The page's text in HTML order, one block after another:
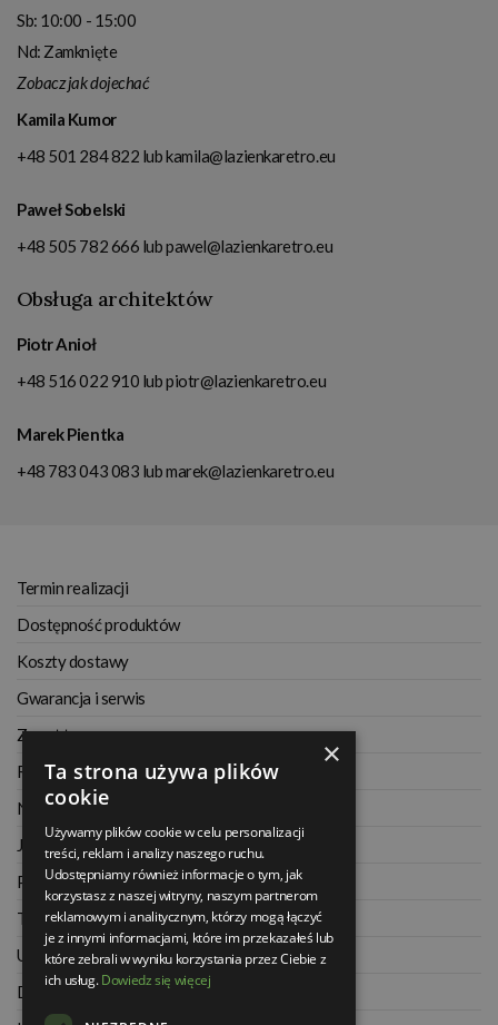
Sb: 10:00 - 15:00
Nd: Zamknięte
Zobacz jak dojechać
Kamila Kumor
+48 501 284 822 lubkamila@lazienkaretro.eu
Paweł Sobelski
+48 505 782 666 lubpawel@lazienkaretro.eu
Obsługa architektów
Piotr Anioł
+48 516 022 910 lubpiotr@lazienkaretro.eu
Marek Pientka
+48 783 043 083 lubmarek@lazienkaretro.eu
Termin realizacji
Dostępność produktów
Koszty dostawy
Gwarancja i serwis
Zwrot towaru
Regulamin
Najczęściej zadawane pytania
Jak kupować na raty
Polityka prywatności
Twoje zamówienia
Ustawienia konta
Dane kontaktowe
×
Ta strona używa plików
cookie
Używamy plików cookie w celu personalizacji
treści, reklam i analizy naszego ruchu.
Udostępniamy również informacje o tym, jak
korzystasz z naszej witryny, naszym partnerom
reklamowym i analitycznym, którzy mogą łączyć
je z innymi informacjami, które im przekazałeś lub
które zebrali w wyniku korzystania przez Ciebie z
ich usług.Dowiedz się więcej